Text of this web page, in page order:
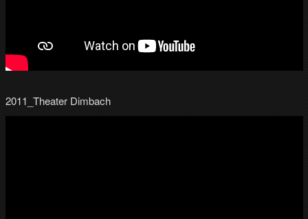
2011_Theater Dimbach